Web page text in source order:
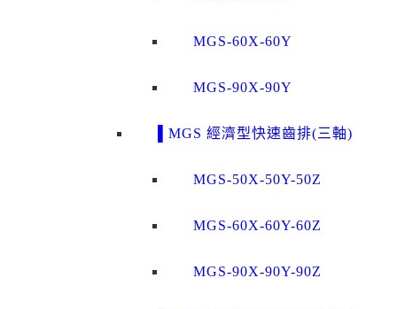
MGS-60X-60Y
MGS-90X-90Y
▌MGS 經濟型快速齒排(三軸)
MGS-50X-50Y-50Z
MGS-60X-60Y-60Z
MGS-90X-90Y-90Z